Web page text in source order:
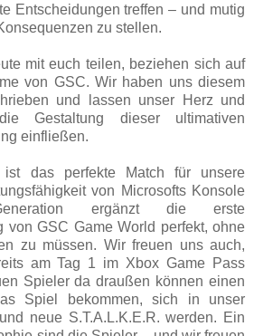
Entscheidungen treffen – und mutig
zu stellen.
mit euch teilen, beziehen sich auf
von GSC. Wir haben uns diesem
und lassen unser Herz und
Gestaltung dieser ultimativen
einfließen.
das perfekte Match für unsere
von Microsofts Konsole
ergänzt die erste
von GSC Game World perfekt, ohne
zu müssen. Wir freuen uns auch,
am Tag 1 im Xbox Game Pass
Spieler da draußen können einen
Spiel bekommen, sich in unser
neue S.T.A.L.K.E.R. werden. Ein